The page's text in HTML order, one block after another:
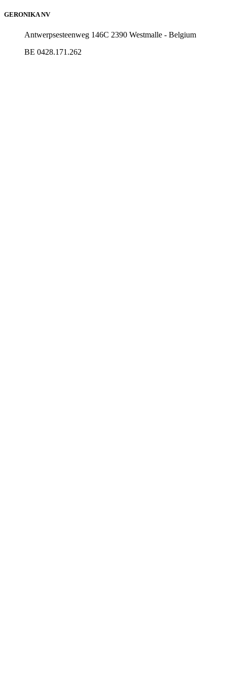
GERONIKA NV
Antwerpsesteenweg 146C 2390 Westmalle - Belgium
BE 0428.171.262